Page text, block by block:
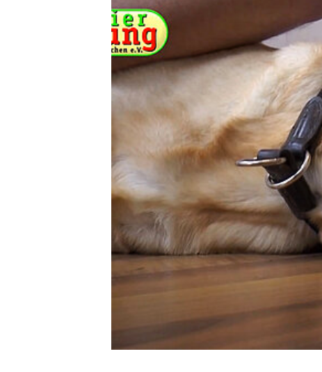
DEN TIERARZT INFORMIEREN
TIERRE
ERSTE HILFE LEISTEN
LEBENSZEICHEN PRÜFEN
ATEM- UND HERZSTILLSTAND
INSEKTENSTICHE
BEIM VERSCHLUCKEN
BEI KRAMPFANFÄLLEN
HITZSCHLAG
RATGEBER WILDTIERE